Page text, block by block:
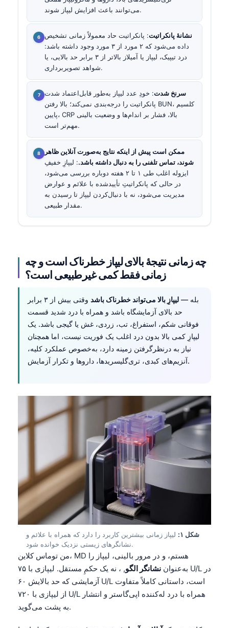
می‌توانند باعث افزایش لیپاز شوند.
نشانهٔ پانکراتیت: پانکراتیت حاد معمولاً زمانی تشخیص
داده می‌شود که ۲ مورد از ۳ مورد وجود داشته باشد:
درد تیپیک، لیپاز یا آمیلاز بالاتر از ۳ برابر حد بالایی، یا
شواهد تصویربرداری.
سرنخ شدت: خودِ عدد لیپاز به‌طور قابل‌اعتماد شدت
پانکراتیت را درجه‌بندی نمی‌کند؛ بالا رفتن BUN، کلسیم
پایین، CRP بالا، فشار بر اندام‌ها و وضعیت بالینی
مهم‌تر است.
ممکن است پیش از اینکه نتایج به‌صورت آنلاین ظاهر
شوند، تماس تلفنی را به دنبال داشته باشد.: لیپازِ خفیفِ
ایزوله اغلب طی ۱ تا ۲ هفته دوباره بررسی می‌شود،
در حالی که پانکراتیتِ تأییدشده با علائم و عوارض
مدیریت می‌شود، نه با دنبال‌کردن لیپاز تا رسیدن به
مقدار طبیعی.
چه زمانی نتیجهٔ بالای لیپاز خطرناک است و چه
زمانی فقط کمی غیرطبیعی است؟
بله — لیپازِ بالا می‌تواند خطرناک باشد
وقتی بیش از ۳ برابر
حد بالای آزمایشگاه باشد و همراه با درد شدید قسمت
فوقانی شکم، استفراغ، تب، زردی، غش یا گیجی باشد. یک
لیپازِ کمی بالا بدون درد اغلب یک فوریت نیست، اما همچنان
نیاز به درنظرگرفتن زمینه دارد، به‌خصوص عملکرد کلیه،
آنزیم‌های کبدی، تری‌گلیسریدها، داروها و تکرار آزمایش.
شکل ۱:
لیپاز زمانی بیشترین کاربرد را دارد که همراه با علائم و
نشانگرهای زیستی نزدیک خوانده شود.
من توماس کلاین، MD هستم، و در مرور بالینی، لیپاز را
به‌عنوان نشانگر الگو
, ، نه یک حکمِ مستقل. لیپازی با ۷۵ U/L در
آزمایشی که حد بالایش ۶۰ U/L است، داستانی کاملاً متفاوت
از لیپازی با ۷۲۰ U/L همراه با درد له‌کننده اپی‌گاستر و انتشار
به پشت می‌گوید.